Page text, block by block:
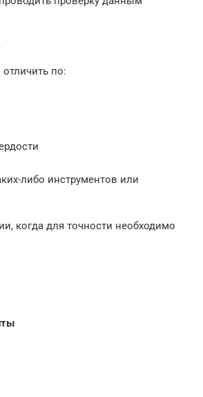
по:
либо инструментов или
когда для точности необходимо